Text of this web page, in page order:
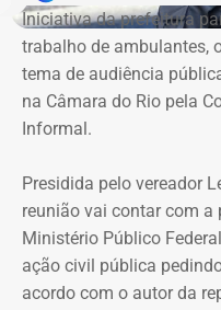
Iniciativa da prefeitura
trabalho de ambulantes,
tema de audiência
na Câmara do Rio pela
Informal.
Presidida pelo vereador
reunião vai contar com a
Ministério Público
ação civil pública
acordo com o autor da